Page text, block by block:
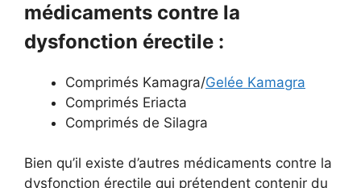
médicaments contre la
dysfonction érectile :
Comprimés Kamagra/Gelée Kamagra
Comprimés Eriacta
Comprimés de Silagra
Bien qu’il existe d’autres médicaments contre la
dysfonction érectile qui prétendent contenir du